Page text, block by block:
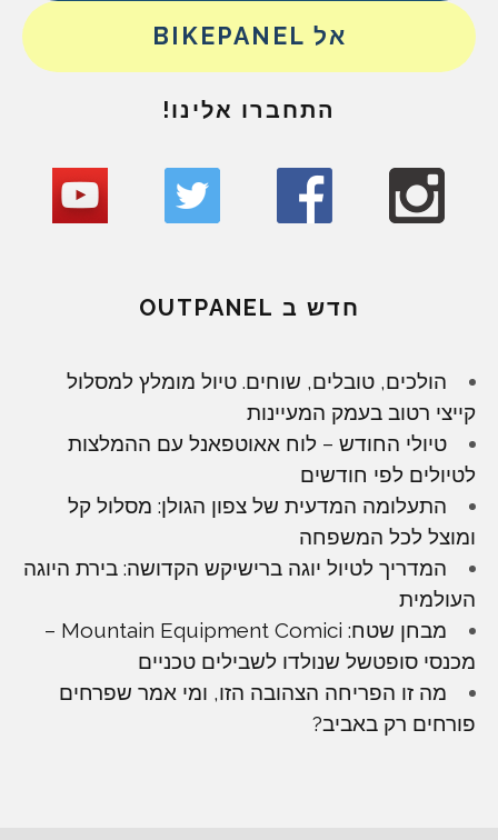
אל BIKEPANEL
התחברו אלינו!
חדש ב OUTPANEL
הולכים, טובלים, שוחים. טיול מומלץ למסלול
קייצי רטוב בעמק המעיינות
טיולי החודש – לוח אאוטפאנל עם ההמלצות
לטיולים לפי חודשים
התעלומה המדעית של צפון הגולן: מסלול קל
ומוצל לכל המשפחה
המדריך לטיול יוגה ברישיקש הקדושה: בירת היוגה
העולמית
מבחן שטח: Mountain Equipment Comici –
מכנסי סופטשל שנולדו לשבילים טכניים
מה זו הפריחה הצהובה הזו, ומי אמר שפרחים
פורחים רק באביב?